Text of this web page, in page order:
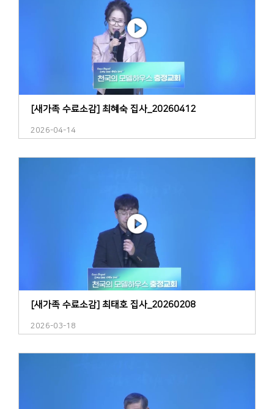
[새가족 수료소감] 최혜숙 집사_20260412
2026-04-14
[새가족 수료소감] 최태호 집사_20260208
2026-03-18